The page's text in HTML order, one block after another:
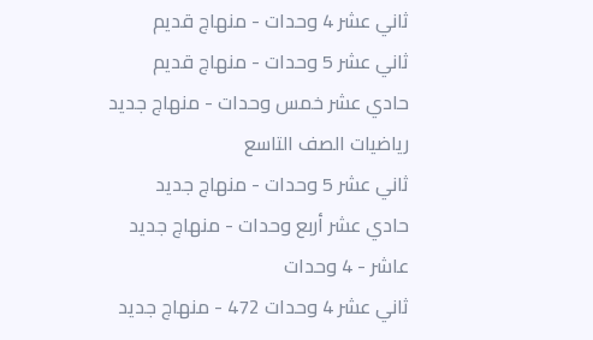
ثاني عشر 4 وحدات - منهاج قديم
ثاني عشر 5 وحدات - منهاج قديم
حادي عشر خمس وحدات - منهاج جديد
رياضيات الصف التاسع
ثاني عشر 5 وحدات - منهاج جديد
حادي عشر أربع وحدات - منهاج جديد
عاشر - 4 وحدات
ثاني عشر 4 وحدات 472 - منهاج جديد